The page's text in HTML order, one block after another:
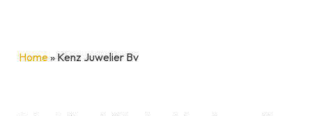
Home» Kenz Juwelier Bv